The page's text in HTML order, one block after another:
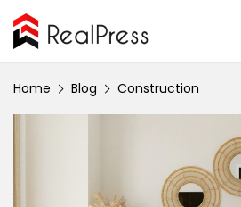
Home Blog Construction